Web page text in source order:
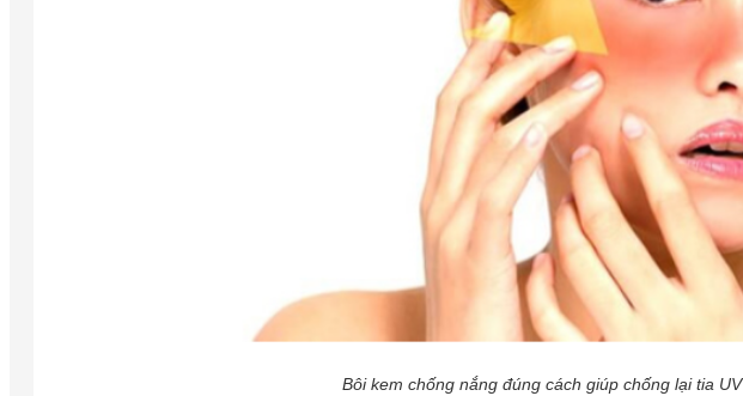
Bôi kem chống nắng đúng cách giúp chống lại tia UV